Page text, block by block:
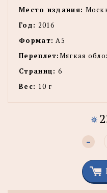
Место издания:
Год: 2016
Формат: А5
Переплет:Мягкая
Страниц: 6
Вес: 10 г
-